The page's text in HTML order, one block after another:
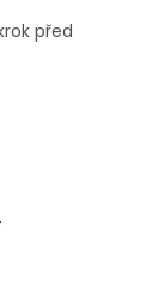
před